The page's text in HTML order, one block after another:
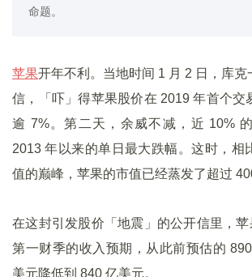
命题。
苹果开年不利。当地时间 1 月 2 日，库
信，「吓」得苹果股价在 2019 年首个交
逾 7%。第二天，余威不减，近 10%
2013 年以来的单日最大跌幅。这时，相
值的巅峰，苹果的市值已经蒸发了超过
在这封引发股价「地震」的公开信里，
第一财季的收入预期，从此前预估的
美元降低到 840 亿美元。